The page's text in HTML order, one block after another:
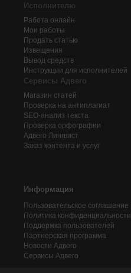
Исполнителю
Работа онлайн
Мои работы
Продать статью
Извещения
Вывод средств
Инструкции для исполнителей
Сервисы Адвего
Магазин статей
Проверка на антиплагиат
SEO-анализ текста
Проверка орфографии
Адвего Лингвист
Заказ контента и услуг
Информация
Пользовательское соглашение
Политика конфиденциальности
Поддержка пользователей
Партнерская программа
Новости Адвего
Сервисы Адвего